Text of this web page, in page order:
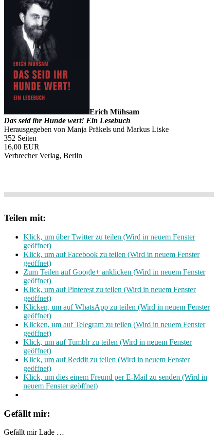
Erich Mühsam
Das seid ihr Hunde wert! Ein Lesebuch
Herausgegeben von Manja Präkels und Markus Liske
352 Seiten
16,00 EUR
Verbrecher Verlag, Berlin
Teilen mit:
Klick, um über Twitter zu teilen (Wird in neuem Fenster
geöffnet)
Klick, um auf Facebook zu teilen (Wird in neuem Fenster
geöffnet)
Zum Teilen auf Google+ anklicken (Wird in neuem Fenster
geöffnet)
Klick, um auf Pinterest zu teilen (Wird in neuem Fenster
geöffnet)
Klicken, um auf WhatsApp zu teilen (Wird in neuem Fenster
geöffnet)
Klicken, um auf Telegram zu teilen (Wird in neuem Fenster
geöffnet)
Klick, um auf Tumblr zu teilen (Wird in neuem Fenster
geöffnet)
Klick, um auf Reddit zu teilen (Wird in neuem Fenster
geöffnet)
Klick, um dies einem Freund per E-Mail zu senden (Wird in
neuem Fenster geöffnet)
Gefällt mir:
Gefällt mir Lade …